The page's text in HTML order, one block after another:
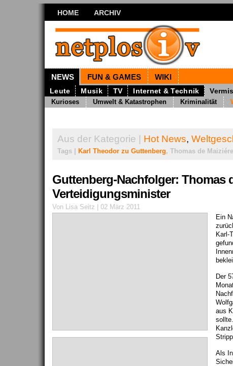
HOME ARCHIV
NEWS FUN & GAMES WIKI
Leute Musik TV Internet & Technik
Kurioses Umwelt & Katastrophen Kriminalität
Aus der Kategorie | Hot News,
Tags | Karl Theodor zu Guttenberg, Thomas de
Guttenberg-Nachfolger: Thomas
Verteidigungsminister
Von Lisa Seitz | 02 März 2011
Ein
Karl-
Der
aus
Als